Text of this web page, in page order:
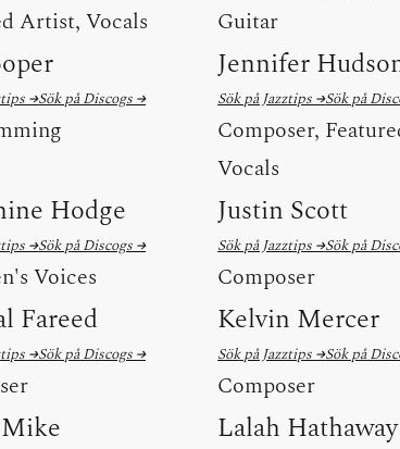
Artist, Vocals Guitar
→Sök på Discogs →
Jennifer
Sök på Jazztips →Sök på
Composer,
Vocals
Hodge
→Sök på Discogs →
Voices
Justin Scott
Sök på Jazztips →Sök på
Composer
Fareed
→Sök på Discogs →
Kelvin Mercer
Sök på Jazztips →Sök på
Composer
Lalah Hathaway